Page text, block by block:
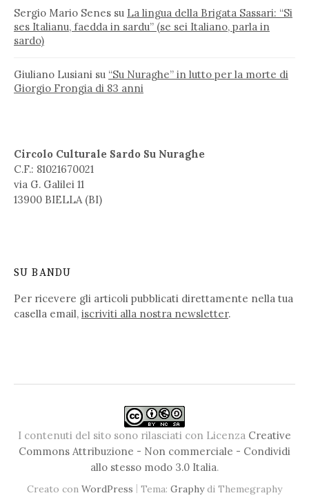
Sergio Mario Senes su La lingua della Brigata Sassari: “Si
ses Italianu, faedda in sardu” (se sei Italiano, parla in
sardo)
Giuliano Lusiani su “Su Nuraghe” in lutto per la morte di
Giorgio Frongia di 83 anni
Circolo Culturale Sardo Su Nuraghe
C.F.: 81021670021
via G. Galilei 11
13900 BIELLA (BI)
SU BANDU
Per ricevere gli articoli pubblicati direttamente nella tua
casella email, iscriviti alla nostra newsletter.
I contenuti del sito sono rilasciati con Licenza Creative
Commons Attribuzione - Non commerciale - Condividi
allo stesso modo 3.0 Italia.
Creato con WordPress | Tema: Graphydi Themegraphy